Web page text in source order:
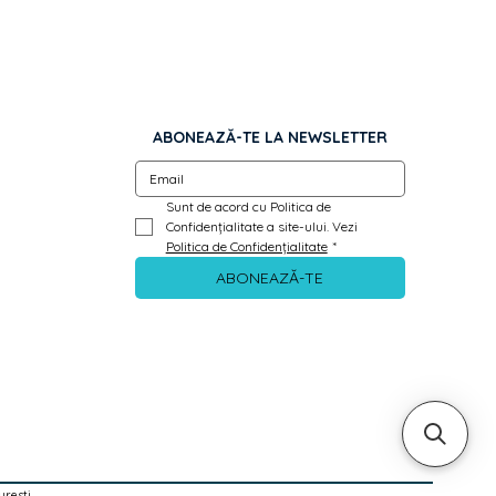
Sunt de acord cu Politica de
Politica de Confidențialitate *
ABONEAZĂ-TE
ABONEAZĂ-TE LA NEWSLETTER